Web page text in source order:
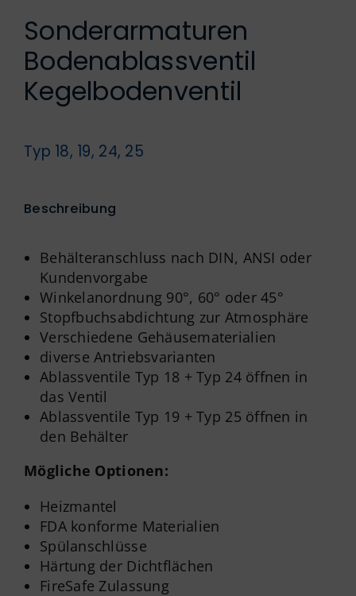
Sonderarmaturen
Bodenablassventil
Kegelbodenventil
Typ 18, 19, 24, 25
Beschreibung
Behälteranschluss nach DIN, ANSI oder
Kundenvorgabe
Winkelanordnung 90°, 60° oder 45°
Stopfbuchsabdichtung zur Atmosphäre
Verschiedene Gehäusematerialien
diverse Antriebsvarianten
Ablassventile Typ 18 + Typ 24 öffnen in
das Ventil
Ablassventile Typ 19 + Typ 25 öffnen in
den Behälter
Mögliche Optionen:
Heizmantel
FDA konforme Materialien
Spülanschlüsse
Härtung der Dichtflächen
FireSafe Zulassung